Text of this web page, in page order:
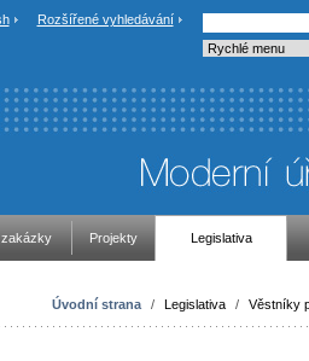
Rozšířené vyhledávání
Projekty Legislativa
Úvodní strana / Legislativa / Věstníky